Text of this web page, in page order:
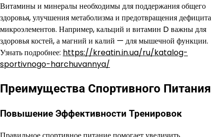
Витамины и минералы необходимы для поддержания общего
здоровья, улучшения метаболизма и предотвращения дефицита
микроэлементов. Например, кальций и витамин D важны для
здоровья костей, а магний и калий — для мышечной функции.
Узнать подробнее: https://kreatin.in.ua/ru/katalog-
sportivnogo-harchuvannya/
Преимущества Спортивного Питания
Повышение Эффективности Тренировок